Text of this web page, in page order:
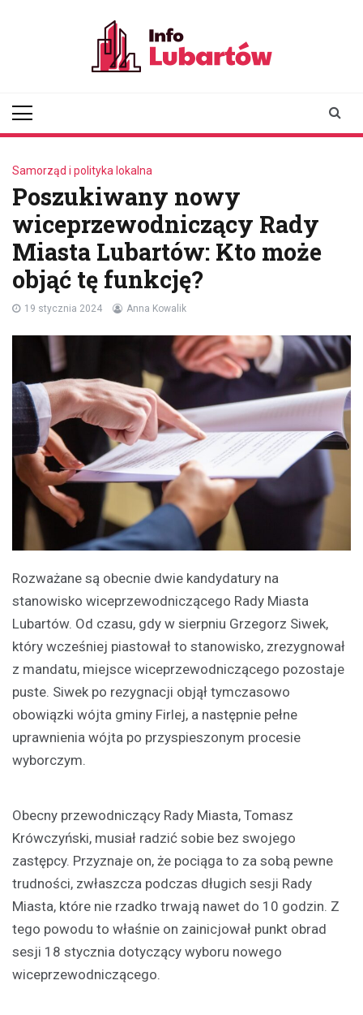
Samorząd i polityka lokalna
Poszukiwany nowy
wiceprzewodniczący Rady
Miasta Lubartów: Kto może
objąć tę funkcję?
19 stycznia 2024 Anna Kowalik
Rozważane są obecnie dwie kandydatury na
stanowisko wiceprzewodniczącego Rady Miasta
Lubartów. Od czasu, gdy w sierpniu Grzegorz Siwek,
który wcześniej piastował to stanowisko, zrezygnował
z mandatu, miejsce wiceprzewodniczącego pozostaje
puste. Siwek po rezygnacji objął tymczasowo
obowiązki wójta gminy Firlej, a następnie pełne
uprawnienia wójta po przyspieszonym procesie
wyborczym.
Obecny przewodniczący Rady Miasta, Tomasz
Krówczyński, musiał radzić sobie bez swojego
zastępcy. Przyznaje on, że pociąga to za sobą pewne
trudności, zwłaszcza podczas długich sesji Rady
Miasta, które nie rzadko trwają nawet do 10 godzin. Z
tego powodu to właśnie on zainicjował punkt obrad
sesji 18 stycznia dotyczący wyboru nowego
wiceprzewodniczącego.